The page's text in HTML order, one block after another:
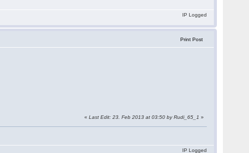
IP Logged
Print Post
«Last Edit: 23. Feb 2013 at 03:50 by Rudi_65_1 »
IP Logged